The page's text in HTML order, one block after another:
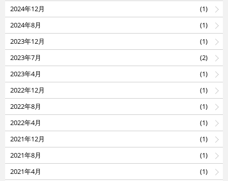
2024年12月
(1)
2024年8月
(1)
2023年12月
(1)
2023年7月
(2)
2023年4月
(1)
2022年12月
(1)
2022年8月
(1)
2022年4月
(1)
2021年12月
(1)
2021年8月
(1)
2021年4月
(1)